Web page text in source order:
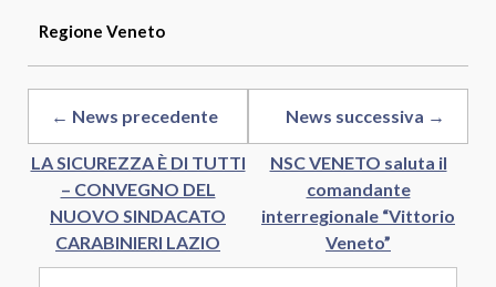
Regione Veneto
← News precedente
LA SICUREZZA È DI TUTTI
– CONVEGNO DEL
NUOVO SINDACATO
CARABINIERI LAZIO
News successiva →
NSC VENETO saluta il
comandante
interregionale “Vittorio
Veneto”